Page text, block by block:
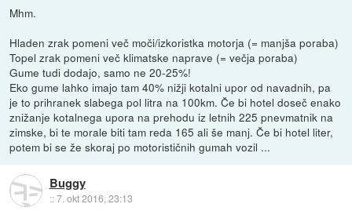
Mhm.
Hladen zrak pomeni več moči/izkoristka motorja (= manjša poraba)
Topel zrak pomeni več klimatske naprave (= večja poraba)
Gume tudi dodajo, samo ne 20-25%!
Eko gume lahko imajo tam 40% nižji kotalni upor od navadnih, pa
je to prihranek slabega pol litra na 100km. Če bi hotel doseč enako
znižanje kotalnega upora na prehodu iz letnih 225 pnevmatnik na
zimske, bi te morale biti tam reda 165 ali še manj. Če bi hotel liter,
potem bi se že skoraj po motorističnih gumah vozil ...
Buggy
::7. okt 2016, 23:13